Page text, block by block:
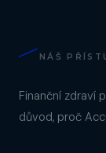
NÁŠ
Finanční zdraví
důvod, proč